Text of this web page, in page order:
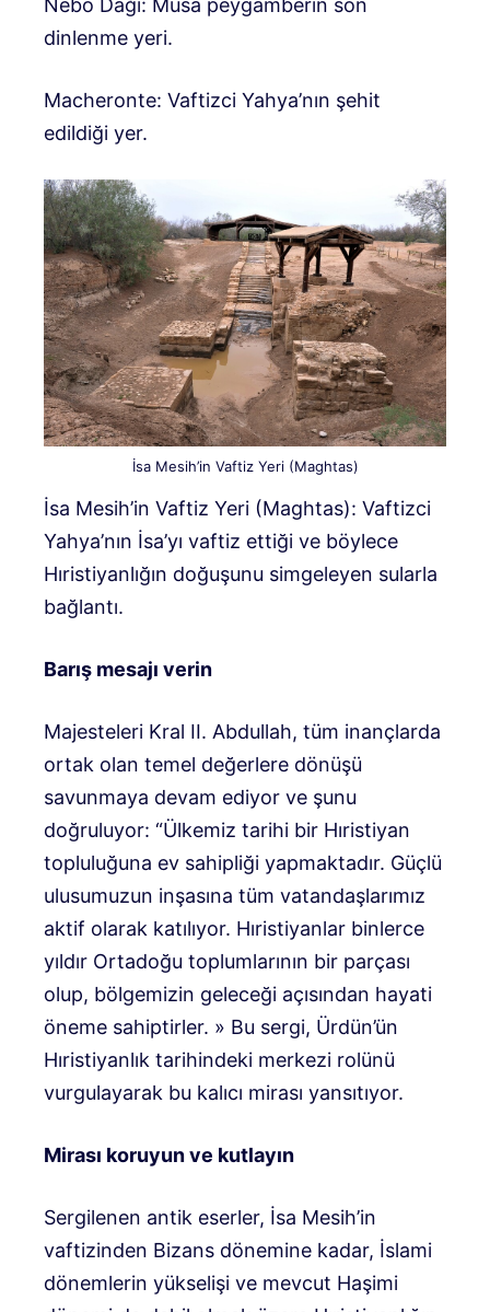
dinlenme yeri.
Macheronte: Vaftizci Yahya’nın şehit
edildiği yer.
İsa Mesih’in Vaftiz Yeri (Maghtas)
İsa Mesih’in Vaftiz Yeri (Maghtas): Vaftizci
Yahya’nın İsa’yı vaftiz ettiği ve böylece
Hıristiyanlığın doğuşunu simgeleyen sularla
bağlantı.
Barış mesajı verin
Majesteleri Kral II. Abdullah, tüm inançlarda
ortak olan temel değerlere dönüşü
savunmaya devam ediyor ve şunu
doğruluyor: “Ülkemiz tarihi bir Hıristiyan
topluluğuna ev sahipliği yapmaktadır. Güçlü
ulusumuzun inşasına tüm vatandaşlarımız
aktif olarak katılıyor. Hıristiyanlar binlerce
yıldır Ortadoğu toplumlarının bir parçası
olup, bölgemizin geleceği açısından hayati
öneme sahiptirler. » Bu sergi, Ürdün’ün
Hıristiyanlık tarihindeki merkezi rolünü
vurgulayarak bu kalıcı mirası yansıtıyor.
Mirası koruyun ve kutlayın
Sergilenen antik eserler, İsa Mesih’in
vaftizinden Bizans dönemine kadar, İslami
dönemlerin yükselişi ve mevcut Haşimi